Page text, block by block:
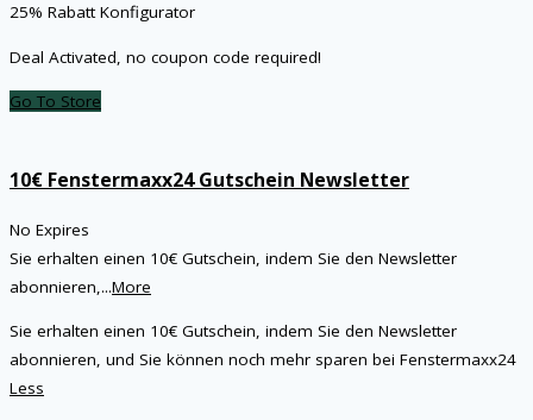
25% Rabatt Konfigurator
Deal Activated, no coupon code required!
Go To Store
10€ Fenstermaxx24 Gutschein Newsletter
No Expires
Sie erhalten einen 10€ Gutschein, indem Sie den Newsletter
abonnieren,...More
Sie erhalten einen 10€ Gutschein, indem Sie den Newsletter
abonnieren, und Sie können noch mehr sparen bei Fenstermaxx24
Less